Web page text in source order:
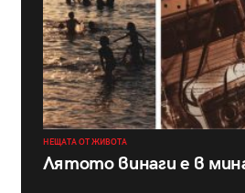
НЕЩАТА ОТ ЖИВОТА
Лятото винаги е в